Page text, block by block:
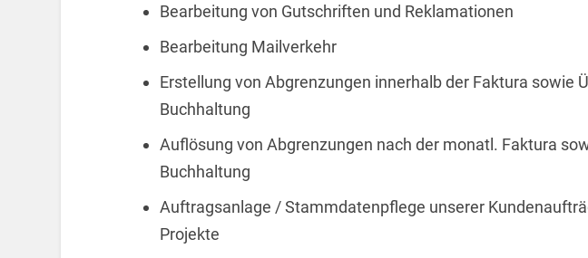
Bearbeitung von Gutschriften und Reklamationen
Bearbeitung Mailverkehr
Erstellung von Abgrenzungen innerhalb der Faktura sowie
Buchhaltung
Auflösung von Abgrenzungen nach der monatl. Faktura
Buchhaltung
Auftragsanlage / Stammdatenpflege unserer
Projekte